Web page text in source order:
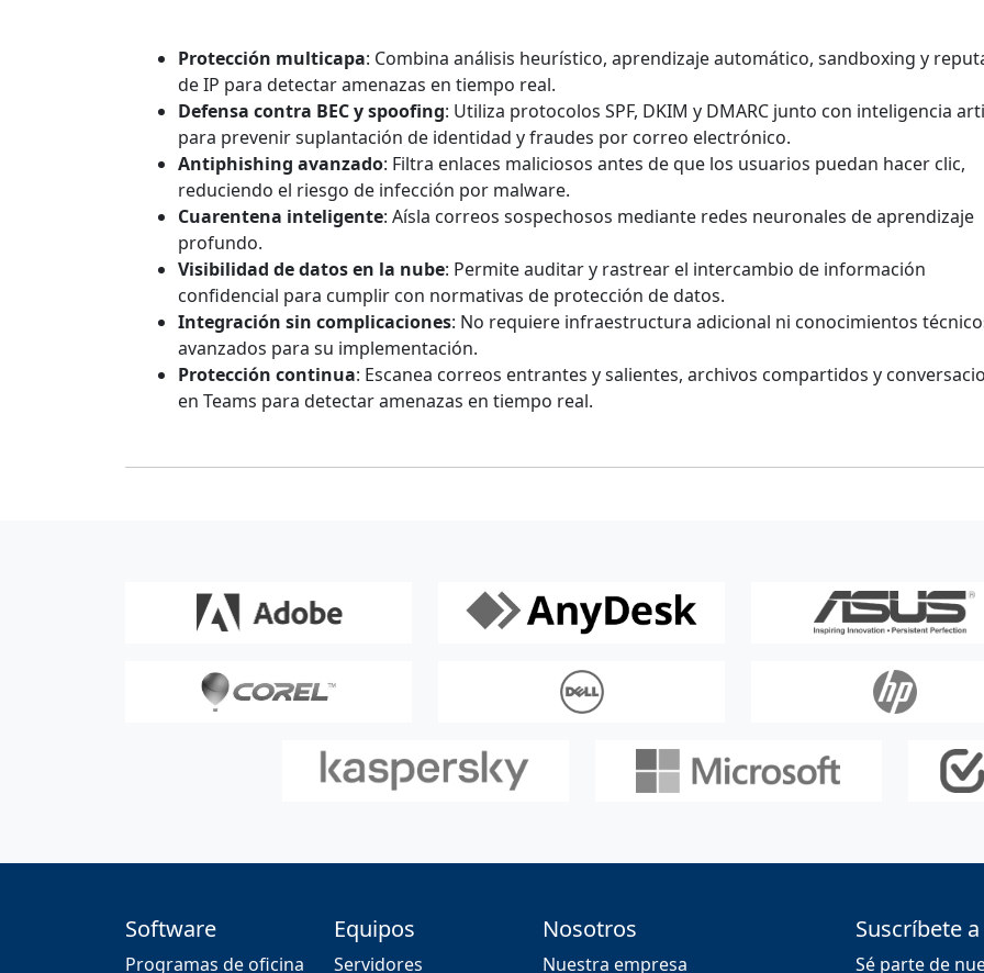
Protección multicapa: Combina análisis heurístico, aprendizaje automático, sandboxing y
de IP para detectar amenazas en tiempo real.
Defensa contra BEC y spoofing: Utiliza protocolos SPF, DKIM y DMARC junto con inteligencia
para prevenir suplantación de identidad y fraudes por correo electrónico.
Antiphishing avanzado: Filtra enlaces maliciosos antes de que los usuarios puedan hacer clic,
reduciendo el riesgo de infección por malware.
Cuarentena inteligente: Aísla correos sospechosos mediante redes neuronales de aprendizaje
profundo.
Visibilidad de datos en la nube: Permite auditar y rastrear el intercambio de información
confidencial para cumplir con normativas de protección de datos.
Integración sin complicaciones: No requiere infraestructura adicional ni conocimientos
avanzados para su implementación.
Protección continua: Escanea correos entrantes y salientes, archivos compartidos y
en Teams para detectar amenazas en tiempo real.
Software
Programas de oficina
Equipos
Servidores
Nosotros
Nuestra empresa
Suscríbete
Sé parte de